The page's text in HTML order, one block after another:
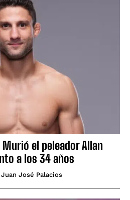
Murió el peleador Allan
a los 34 años
Juan José Palacios